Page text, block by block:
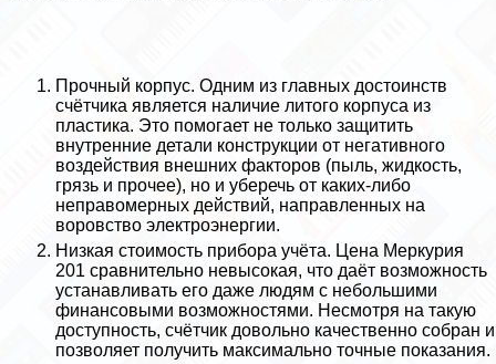
Прочный корпус. Одним из главных достоинств
счётчика является наличие литого корпуса из
пластика. Это помогает не только защитить
внутренние детали конструкции от негативного
воздействия внешних факторов (пыль, жидкость,
грязь и прочее), но и уберечь от каких-либо
неправомерных действий, направленных на
воровство электроэнергии.
Низкая стоимость прибора учёта. Цена Меркурия
201 сравнительно невысокая, что даёт возможность
устанавливать его даже людям с небольшими
финансовыми возможностями. Несмотря на такую
доступность, счётчик довольно качественно собран и
позволяет получить максимально точные показания.